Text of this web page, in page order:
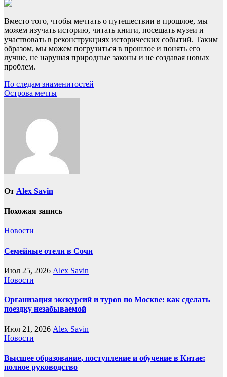
Вместо того, чтобы мечтать о путешествии в прошлое, мы
можем изучать историю, читать книги, посещать музеи и
участвовать в реконструкциях исторических событий. Таким
образом, мы можем погрузиться в прошлое и понять его
лучше, не нарушая природные законы и не создавая новых
проблем.
Навигация
по
По следам знаменитостей
Острова мечты
От Alex Savin
Похожая запись
Новости
Семейные отели в Сочи
Июл 25, 2026 Alex Savin
Новости
Организация экскурсий и туров по Москве: как сделать
поездку незабываемой
Июл 21, 2026 Alex Savin
Новости
Высшее образование, поступление и обучение в Китае:
полное руководство